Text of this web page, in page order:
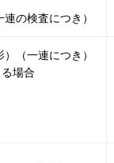
の検査につき）
（一連につき）
場合